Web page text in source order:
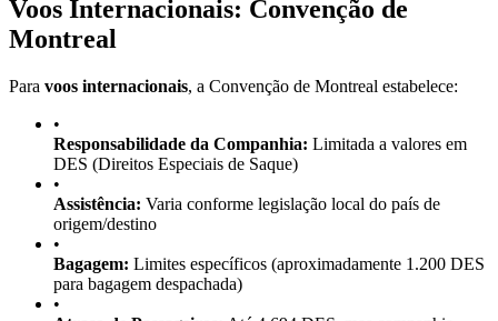
Voos Internacionais: Convenção de
Montreal
Para voos internacionais, a Convenção de Montreal estabelece:
•
Responsabilidade da Companhia: Limitada a valores em
DES (Direitos Especiais de Saque)
•
Assistência: Varia conforme legislação local do país de
origem/destino
•
Bagagem: Limites específicos (aproximadamente 1.200 DES
para bagagem despachada)
•